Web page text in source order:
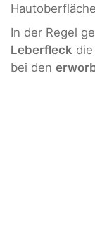
In der Regel
Leberfleck
bei den